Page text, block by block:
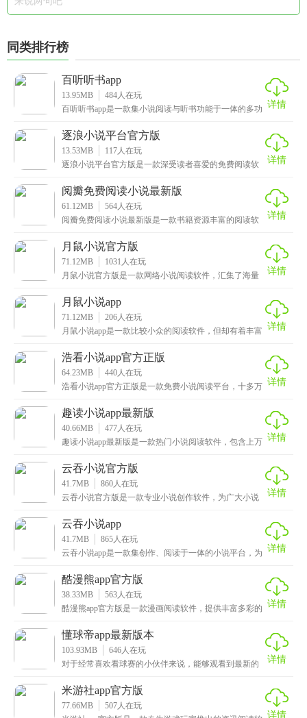
同类排行榜
百听听书app
13.95MB 484人在玩
百听听书app是一款集小说阅读与听书功能于一体的多功 详情
逐浪小说平台官方版
13.53MB 117人在玩
逐浪小说平台官方版是一款深受读者喜爱的免费阅读软
验。
详情
阅瓣免费阅读小说最新版
61.12MB 564人在玩
阅瓣免费阅读小说最新版是一款书籍资源丰富的阅读软
读，
详情
月鼠小说官方版
71.12MB 1031 人在玩
月鼠小说官方版是一款网络小说阅读软件，汇集了海量
游戏
详情
月鼠小说app
71.12MB 206人在玩
月鼠小说app是一款比较小众的阅读软件，但却有着丰富 详情
浩看小说app官方正版
64.23MB 440人在玩
浩看小说app官方正版是一款免费小说阅读平台，十多万 详情
趣读小说app最新版
40.66MB 477人在玩
趣读小说app最新版是一款热门小说阅读软件，包含上万 详情
云吞小说官方版
41.7MB 860人在玩
云吞小说官方版是一款专业小说创作软件，为广大小说
题、
详情
云吞小说app
41.7MB 865人在玩
云吞小说app是一款集创作、阅读于一体的小说平台，为 详情
酷漫熊app官方版
38.33MB 563人在玩
酷漫熊app官方版是一款漫画阅读软件，提供丰富多彩的 详情
懂球帝app最新版本
103.93MB 646人在玩
对于经常喜欢看球赛的小伙伴来说，能够观看到最新的
看看
详情
米游社app官方版
77.66MB 507人在玩
详情